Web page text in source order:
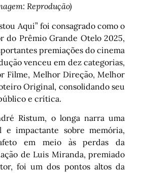
Reprodução)
Aqui” foi consagrado como o
do Prêmio Grande Otelo 2025,
premiações do cinema
venceu em dez categorias,
Filme, Melhor Direção, Melhor
Original, consolidando seu
e crítica.
Ristum, o longa narra uma
e impactante sobre memória,
em meio às perdas da
de Luis Miranda, premiado
foi um dos pontos altos da